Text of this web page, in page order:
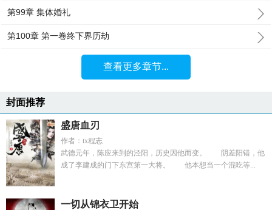
第99章 集体婚礼
第100章 第一卷终下界历劫
查看更多章节...
封面推荐
盛唐血刃
作者：tx程志
武德元年，陈应来到的泾阳，历史因他而变。 阴差阳错，他
成了李建成的门下东宫第一大将。 他本想当一个混吃等...
一切从锦衣卫开始